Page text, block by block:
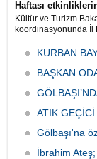
Haftası
Kültür ve Turizm
koordinasyonunda İl
Haftası" etkinlikleri
KURBAN
BAŞKAN
ATIK
Gölbaşı'na
İbrahim